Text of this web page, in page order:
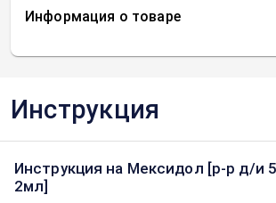
Информация о товаре
Инструкция
Инструкция на Мексидол [р-р д/и
2мл]